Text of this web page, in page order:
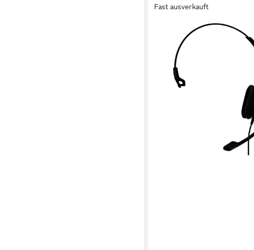
Fast ausverkauft
Impact SC 638 mono Headset
22,78 €
in 2-3 Werktagen bei dir